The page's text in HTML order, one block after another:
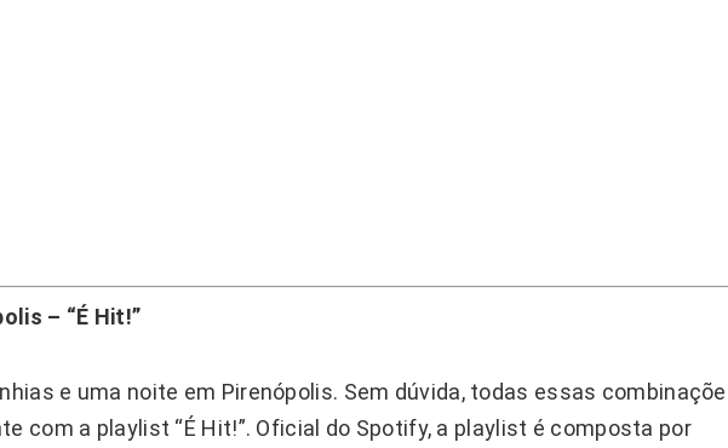
– “É Hit!”
e uma noite em Pirenópolis. Sem dúvida, todas essas
com a playlist “É Hit!”. Oficial do Spotify, a playlist é composta por